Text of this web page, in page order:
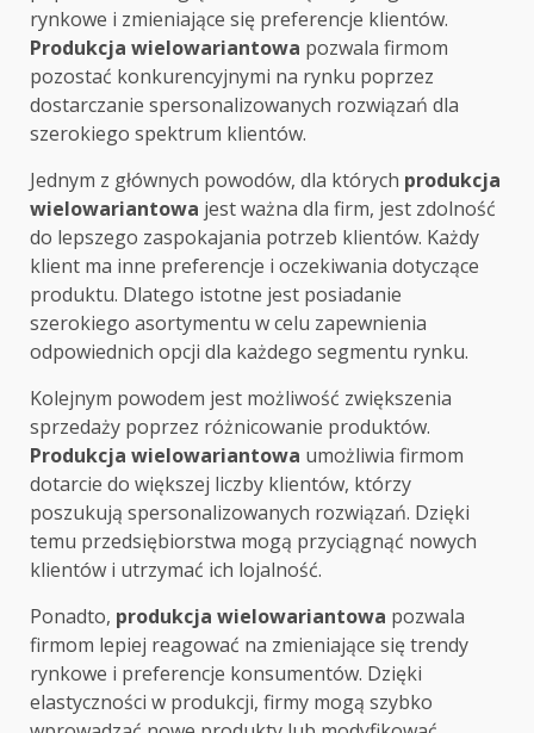
rynkowe i zmieniające się preferencje klientów.
Produkcja wielowariantowa pozwala firmom
pozostać konkurencyjnymi na rynku poprzez
dostarczanie spersonalizowanych rozwiązań dla
szerokiego spektrum klientów.
Jednym z głównych powodów, dla których produkcja
wielowariantowa jest ważna dla firm, jest zdolność
do lepszego zaspokajania potrzeb klientów. Każdy
klient ma inne preferencje i oczekiwania dotyczące
produktu. Dlatego istotne jest posiadanie
szerokiego asortymentu w celu zapewnienia
odpowiednich opcji dla każdego segmentu rynku.
Kolejnym powodem jest możliwość zwiększenia
sprzedaży poprzez różnicowanie produktów.
Produkcja wielowariantowa umożliwia firmom
dotarcie do większej liczby klientów, którzy
poszukują spersonalizowanych rozwiązań. Dzięki
temu przedsiębiorstwa mogą przyciągnąć nowych
klientów i utrzymać ich lojalność.
Ponadto, produkcja wielowariantowa pozwala
firmom lepiej reagować na zmieniające się trendy
rynkowe i preferencje konsumentów. Dzięki
elastyczności w produkcji, firmy mogą szybko